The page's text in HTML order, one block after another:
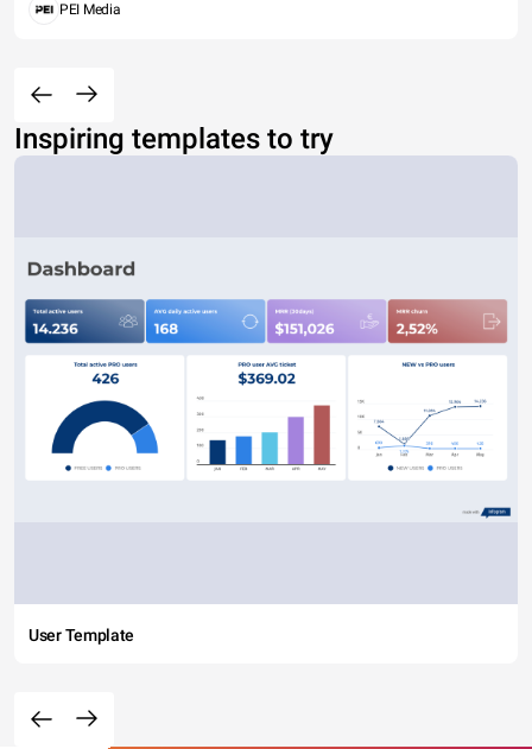
PEI Media
Inspiring templates to try
User Template